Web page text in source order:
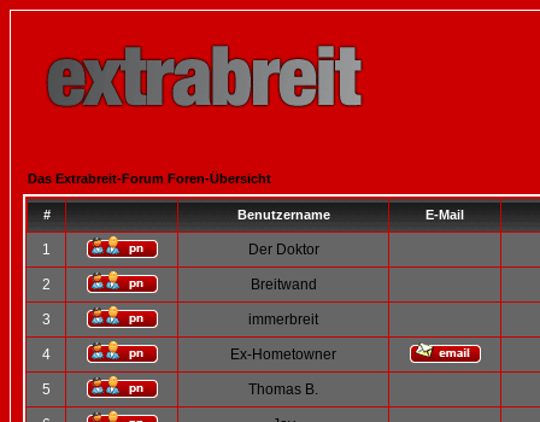
Das Extrabreit-Forum Foren-Übersicht
# Benutzername E-Mail
1 Der Doktor
2 Breitwand
3 immerbreit
4 Ex-Hometowner
5 Thomas B.